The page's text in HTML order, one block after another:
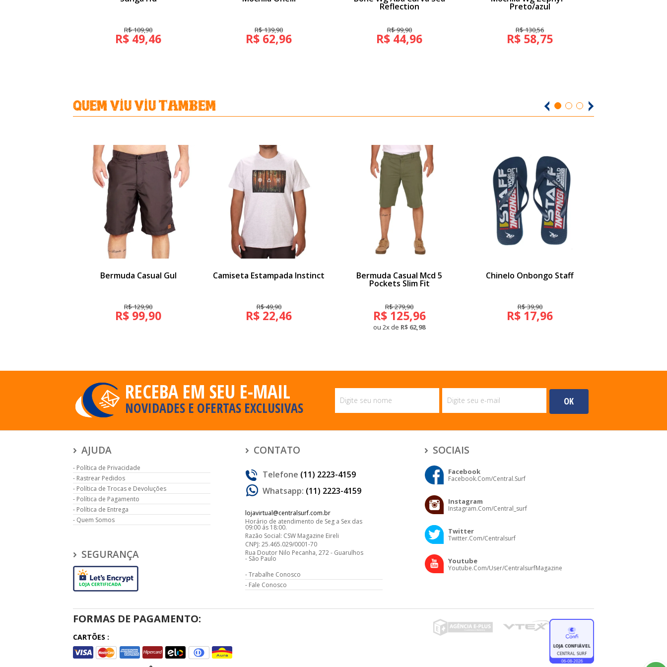
R$ 109,90
R$ 49,46
R$ 139,90
R$ 62,96
Reflection
R$ 99,90
R$ 44,96
Preto/azul
R$ 130,56
R$ 58,75
Quem viu Viu Tambem
Bermuda Casual Gul
R$ 129,90
R$ 99,90
Camiseta Estampada Instinct
R$ 49,90
R$ 22,46
Bermuda Casual Mcd 5
Pockets Slim Fit
R$ 279,90
R$ 125,96
ou 2x de R$ 62,98
Chinelo Onbongo Staff
R$ 39,90
R$ 17,96
RECEBA EM SEU E-MAIL
NOVIDADES E OFERTAS EXCLUSIVAS
AJUDA
Política de Privacidade
Rastrear Pedidos
Política de Trocas e Devoluções
Política de Pagamento
Política de Entrega
Quem Somos
SEGURANÇA
CONTATO
Telefone (11) 2223-4159
Whatsapp: (11) 2223-4159
lojavirtual@centralsurf.com.br
Horário de atendimento de Seg a Sex das
09:00 ás 18:00.
Razão Social: CSW Magazine Eireli
CNPJ: 25.465.029/0001-70
Rua Doutor Nilo Pecanha, 272 - Guarulhos
- São Paulo
Trabalhe Conosco
Fale Conosco
SOCIAIS
Facebook
Facebook.com/central.surf
Instagram
Instagram.com/central_surf
Twitter
Twitter.com/centralsurf
Youtube
Youtube.com/user/CentralsurfMagazine
FORMAS DE PAGAMENTO:
CARTÕES :